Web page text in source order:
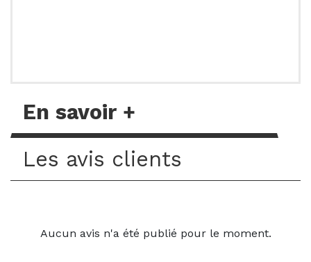
En savoir +
Les avis clients
Aucun avis n'a été publié pour le moment.